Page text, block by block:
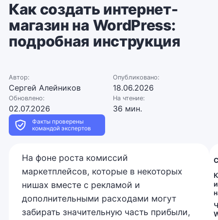
Как создать интернет-
магазин на WordPress:
подробная инструкция
Автор:
Сергей Алейников
Опубликовано:
18.06.2026
Обновлено:
02.07.2026
На чтение:
36 мин.
Факты проверены
командой экспертов
На фоне роста комиссий
маркетплейсов, которые в некоторых
нишах вместе с рекламой и
дополнительными расходами могут
забирать значительную часть прибыли,